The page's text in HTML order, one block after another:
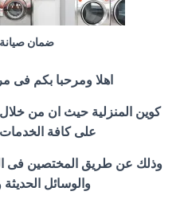
ضمان
اهلا ومرحبا بكم فى
كوين المنزلية حيث ان من
على كافة الخدمات
وذلك عن طريق المختصين فى
والوسائل الحديثة